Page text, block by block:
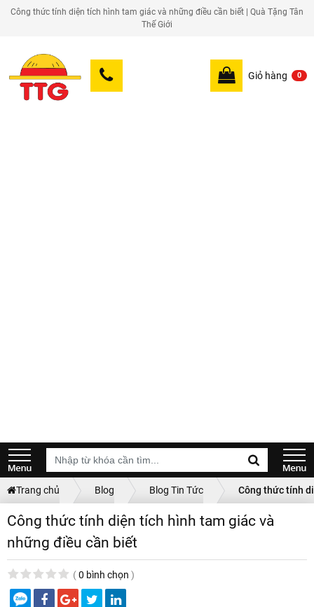
Công thức tính diện tích hình tam giác và những điều cần biết | Quà Tặng Tân
Thế Giới
Giỏ hàng 0
Trang chủ Blog Blog Tin Tức Công thức tính
Công thức tính diện tích hình tam giác và
những điều cần biết
(0 bình chọn )